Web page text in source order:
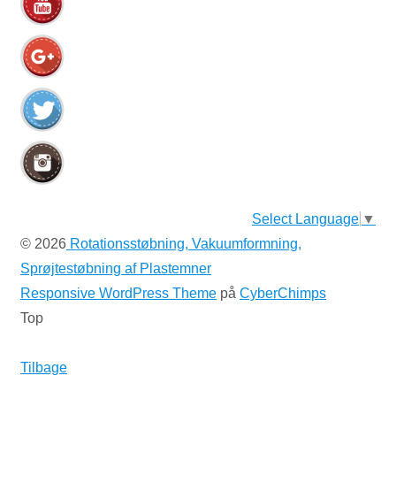
Select Language ▼
© 2026 Rotationsstøbning, Vakuumformning,
Sprøjtestøbning af Plastemner
Responsive WordPress Theme på CyberChimps
Top
Tilbage